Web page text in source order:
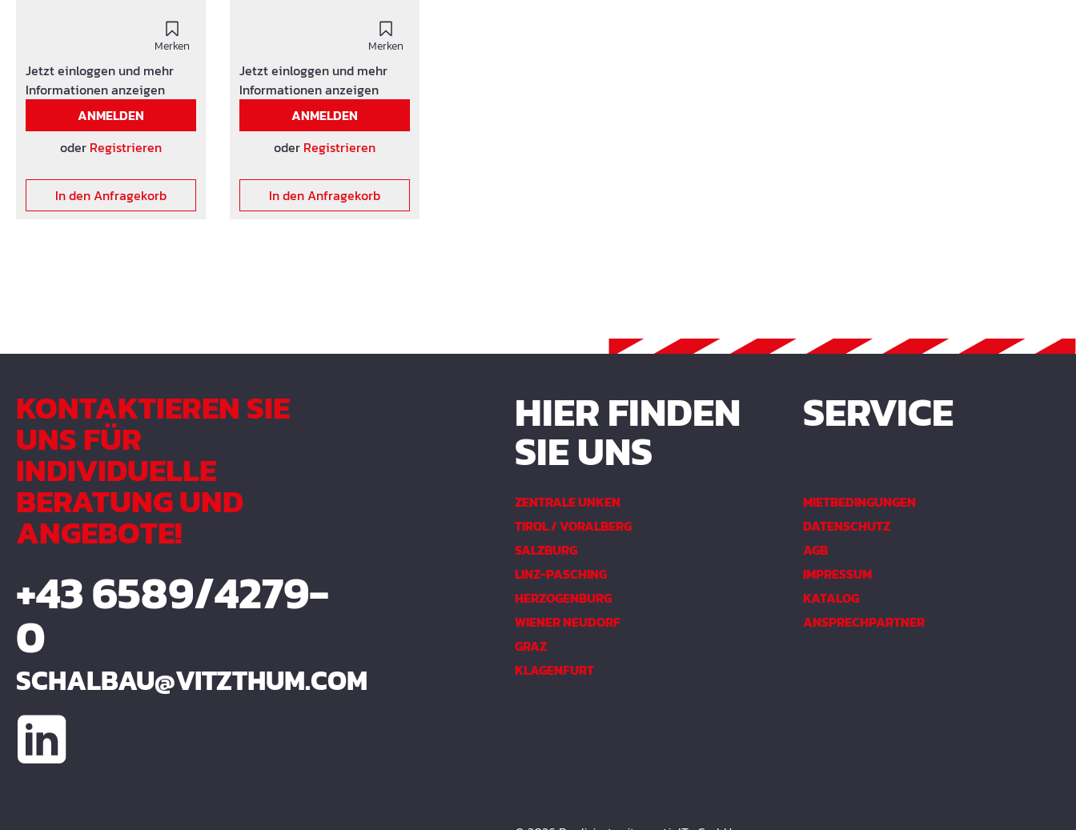
Merken
Jetzt einloggen und mehr
Informationen anzeigen
ANMELDEN
oder Registrieren
In den Anfragekorb
Merken
Jetzt einloggen und mehr
Informationen anzeigen
ANMELDEN
oder Registrieren
In den Anfragekorb
KONTAKTIEREN SIE
UNS FÜR
INDIVIDUELLE
BERATUNG UND
ANGEBOTE!
+43 6589/4279-
0
SCHALBAU@VITZTHUM.COM
HIER FINDEN
SIE UNS
ZENTRALE UNKEN
TIROL / VORALBERG
SALZBURG
LINZ-PASCHING
HERZOGENBURG
WIENER NEUDORF
GRAZ
KLAGENFURT
SERVICE
MIETBEDINGUNGEN
DATENSCHUTZ
AGB
IMPRESSUM
KATALOG
ANSPRECHPARTNER